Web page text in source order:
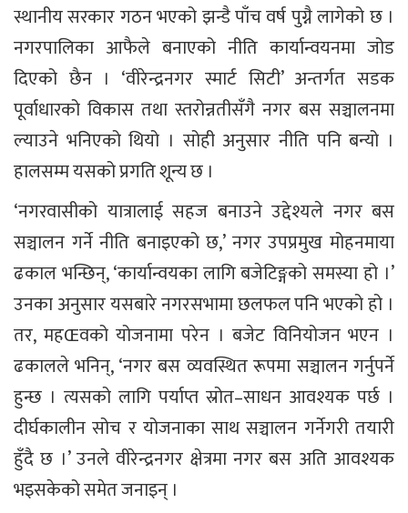
स्थानीय सरकार गठन भएको झन्डै पाँच वर्ष पुग्नै लागेको छ ।
नगरपालिका आफैले बनाएको नीति कार्यान्वयनमा जोड
दिएको छैन । ‘वीरेन्द्रनगर स्मार्ट सिटी’ अन्तर्गत सडक
पूर्वाधारको विकास तथा स्तरोन्नतीसँगै नगर बस सञ्चालनमा
ल्याउने भनिएको थियो । सोही अनुसार नीति पनि बन्यो ।
हालसम्म यसको प्रगति शून्य छ ।
‘नगरवासीको यात्रालाई सहज बनाउने उद्देश्यले नगर बस
सञ्चालन गर्ने नीति बनाइएको छ,’ नगर उपप्रमुख मोहनमाया
ढकाल भन्छिन्, ‘कार्यान्वयका लागि बजेटिङ्गको समस्या हो ।’
उनका अनुसार यसबारे नगरसभामा छलफल पनि भएको हो ।
तर, महŒवको योजनामा परेन । बजेट विनियोजन भएन ।
ढकालले भनिन्, ‘नगर बस व्यवस्थित रूपमा सञ्चालन गर्नुपर्ने
हुन्छ । त्यसको लागि पर्याप्त स्रोत–साधन आवश्यक पर्छ ।
दीर्घकालीन सोच र योजनाका साथ सञ्चालन गर्नेगरी तयारी
हुँदै छ ।’ उनले वीरेन्द्रनगर क्षेत्रमा नगर बस अति आवश्यक
भइसकेको समेत जनाइन् ।